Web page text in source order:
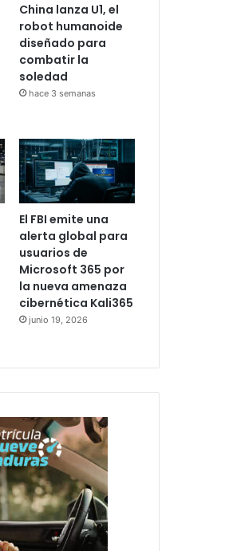
China lanza U1, el
robot humanoide
diseñado para
combatir la
soledad
hace 3 semanas
El FBI emite una
alerta global para
usuarios de
Microsoft 365 por
la nueva amenaza
cibernética Kali365
junio 19, 2026